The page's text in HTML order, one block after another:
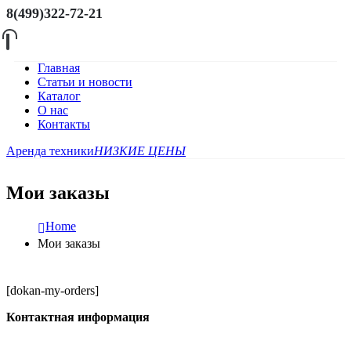
8(499)322-72-21
Главная
Статьи и новости
Каталог
О нас
Контакты
Аренда техникиНИЗКИЕ ЦЕНЫ
Мои заказы
Home
Мои заказы
[dokan-my-orders]
Контактная информация